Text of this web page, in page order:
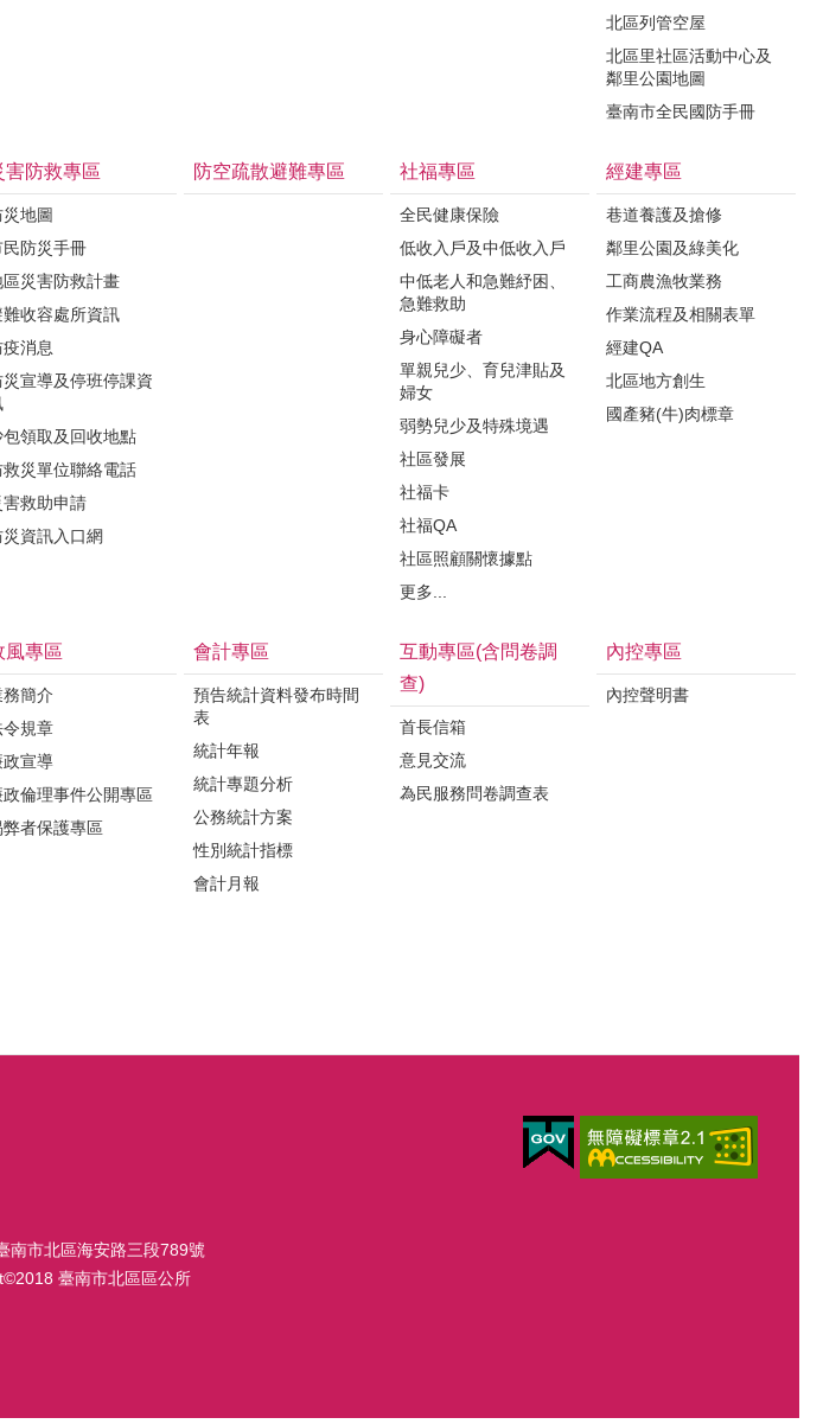
北區列管空屋
北區里社區活動中心及
鄰里公園地圖
臺南市全民國防手冊
害防救專區
災地圖
民防災手冊
區災害防救計畫
難收容處所資訊
疫消息
災宣導及停班停課資
包領取及回收地點
救災單位聯絡電話
害救助申請
災資訊入口網
防空疏散避難專區 社福專區
全民健康保險
低收入戶及中低收入戶
中低老人和急難紓困、
急難救助
身心障礙者
單親兒少、育兒津貼及
婦女
弱勢兒少及特殊境遇
社區發展
社福卡
社福QA
社區照顧關懷據點
更多...
經建專區
巷道養護及搶修
鄰里公園及綠美化
工商農漁牧業務
作業流程及相關表單
經建QA
北區地方創生
國產豬(牛)肉標章
風專區
務簡介
令規章
政宣導
政倫理事件公開專區
弊者保護專區
會計專區
預告統計資料發布時間
表
統計年報
統計專題分析
公務統計方案
性別統計指標
會計月報
互動專區(含問卷調
查)
首長信箱
意見交流
為民服務問卷調查表
內控專區
內控聲明書
南市北區海安路三段789號
臺南市北區區公所